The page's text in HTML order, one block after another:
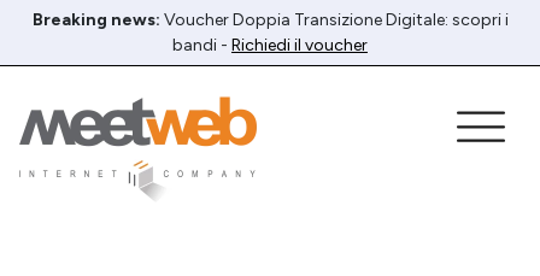
Breaking news: Voucher Doppia Transizione Digitale: scopri i
bandi - Richiedi il voucher